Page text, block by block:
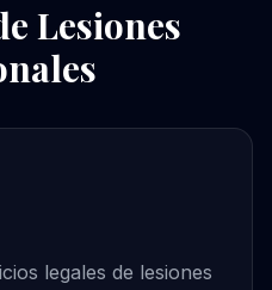
Lesiones
legales de lesiones